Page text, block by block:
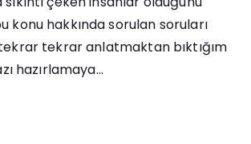
konu hakkında sorulan soruları
tekrar anlatmaktan bıktığım
hazırlamaya...